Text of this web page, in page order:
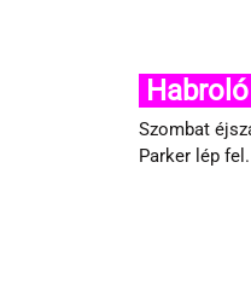
Habroló
Szombat
Parker lép fel.